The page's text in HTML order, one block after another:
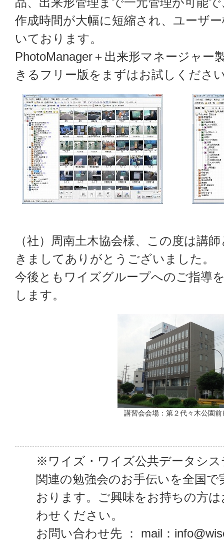
作成時間が大幅に短縮され、ユーザ
いております。
PhotoManager＋出来形マネージャー
きるフリー版をまずはお試しくださ
（社）周南土木協会様、この度は講
きましてありがとうございました。
今後ともワイズグループへのご指導
します。
講習会会場：第２代々木公園前
※ワイズ・ワイズ公共データシス
関連の勉強会のお手伝いを全国で
おります。ご興味をお持ちの方
わせください。
お問い合わせ先 ： mail：